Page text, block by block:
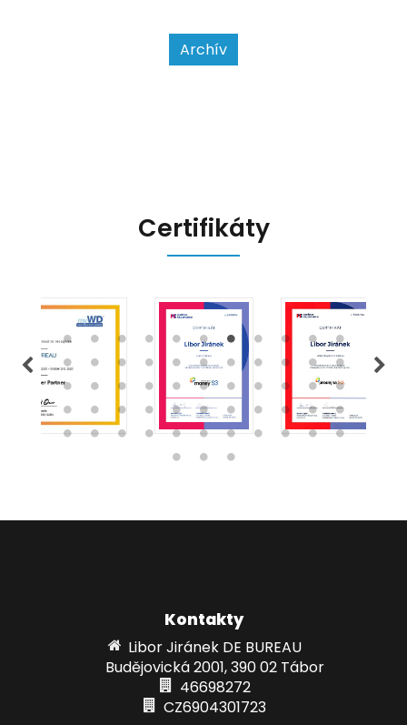
usnadnit život podnikatelům i
kontrolním orgánům. Podívejme se
na hlavní změny, které EET 2.0
Archív
Certifikáty
Kontakty
Libor Jiránek DE BUREAU
Budějovická 2001, 390 02 Tábor
46698272
CZ6904301723